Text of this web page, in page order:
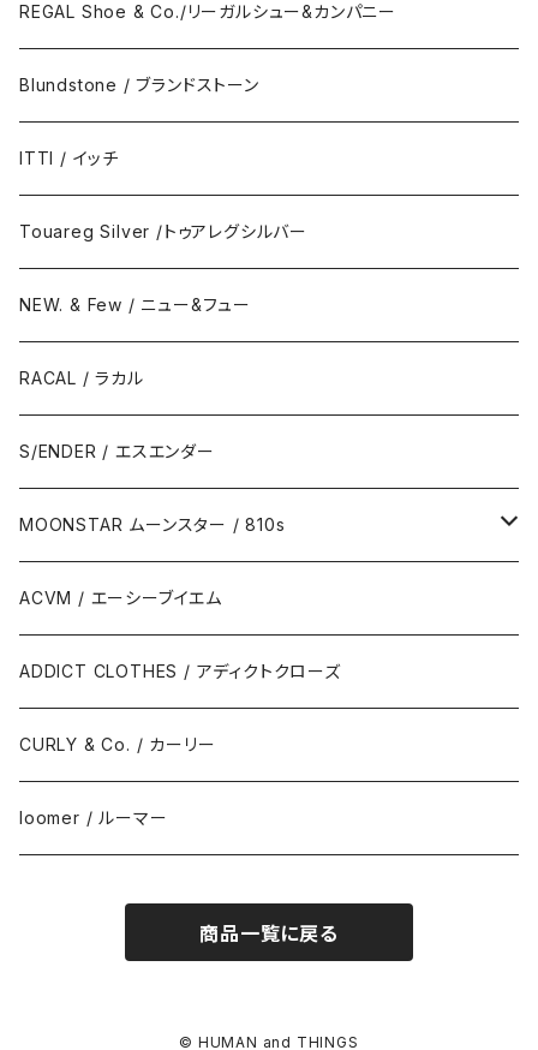
REGAL Shoe & Co./リーガルシュー&カンパニー
Blundstone / ブランドストーン
ITTI / イッチ
Touareg Silver /トゥアレグシルバー
NEW. & Few / ニュー&フュー
RACAL / ラカル
S/ENDER / エスエンダー
MOONSTAR ムーンスター / 810s
MOONSTAR / ムーンスター
810s / エイトテンス
ACVM / エーシーブイエム
ADDICT CLOTHES / アディクトクローズ
CURLY & Co. / カーリー
loomer / ルーマー
商品一覧に戻る
© HUMAN and THINGS